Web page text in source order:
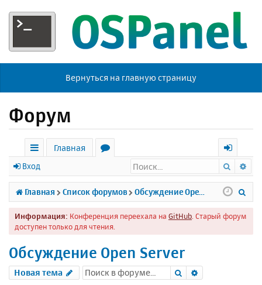
Вернуться на главную страницу
Форум
с
ы
л
к
Главная
р
у
м
х
о
д
Вход Поиск
Главная Список форумов
Информация: Конференция переехала на GitHub . Старый форум
доступен только для чтения.
Обсуждение Open Server
Новая тема Поиск